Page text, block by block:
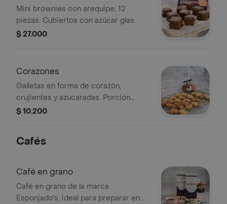
Mini brownies con arequipe, 12
piezas. Cubiertos con azúcar glas.
$ 27.000
Corazones
Galletas en forma de corazón,
crujientes y azucaradas. Porción
personal.
$ 10.200
Cafés
Café en grano
Café en grano de la marca
Esponjado's, ideal para preparar en